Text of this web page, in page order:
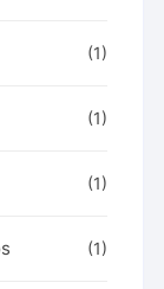
(1)
(1)
(1)
(1)